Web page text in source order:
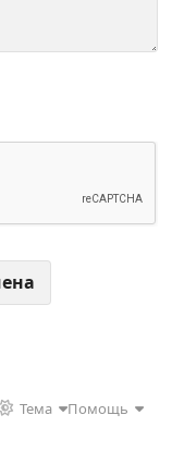
Тема
Помощь